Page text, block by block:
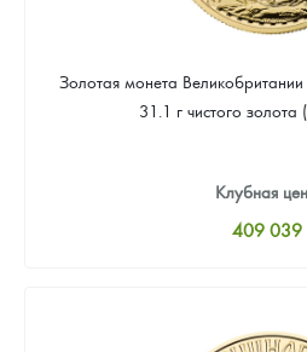
Золотая монета Великобритании
31.1 г чистого
Клубная
409 039
Цена